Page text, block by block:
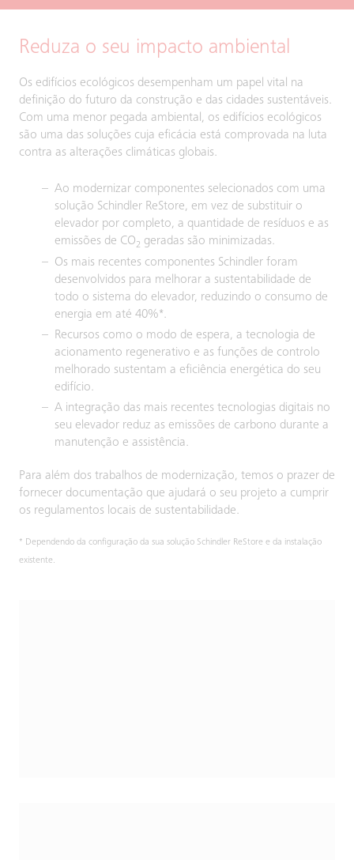
Reduza o seu impacto ambiental
Os edifícios ecológicos desempenham um papel vital na
definição do futuro da construção e das cidades sustentáveis.
Com uma menor pegada ambiental, os edifícios ecológicos
são uma das soluções cuja eficácia está comprovada na luta
contra as alterações climáticas globais.
Ao modernizar componentes selecionados com uma
solução Schindler ReStore, em vez de substituir o
elevador por completo, a quantidade de resíduos e as
emissões de CO2 geradas são minimizadas.
Os mais recentes componentes Schindler foram
desenvolvidos para melhorar a sustentabilidade de
todo o sistema do elevador, reduzindo o consumo de
energia em até 40%*.
Recursos como o modo de espera, a tecnologia de
acionamento regenerativo e as funções de controlo
melhorado sustentam a eficiência energética do seu
edifício.
A integração das mais recentes tecnologias digitais no
seu elevador reduz as emissões de carbono durante a
manutenção e assistência.
Para além dos trabalhos de modernização, temos o prazer de
fornecer documentação que ajudará o seu projeto a cumprir
os regulamentos locais de sustentabilidade.
* Dependendo da configuração da sua solução Schindler ReStore e da instalação
existente.